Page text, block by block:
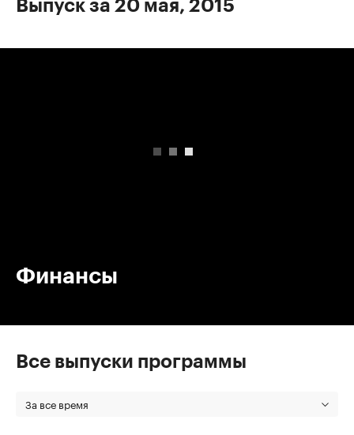
Выпуск за 20 мая, 2015
Финансы
Все выпуски программы
За все время